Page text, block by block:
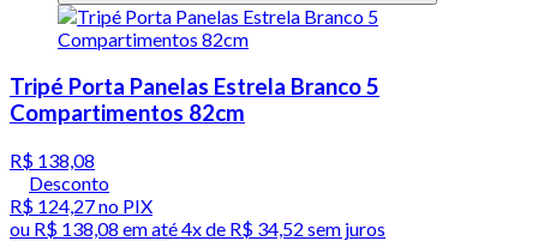
Tripé Porta Panelas Estrela Branco 5
Compartimentos 82cm
R$ 138,08
Desconto
R$ 124,27no PIX
ou R$ 138,08 em até4x de R$ 34,52 sem juros